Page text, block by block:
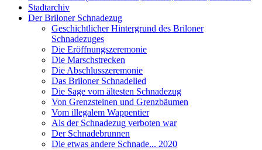
Stadtarchiv
Der Briloner Schnadezug
Geschichtlicher Hintergrund des Briloner
Schnadezuges
Die Eröffnungszeremonie
Die Marschstrecken
Die Abschlusszeremonie
Das Briloner Schnadelied
Die Sage vom ältesten Schnadezug
Von Grenzsteinen und Grenzbäumen
Vom illegalem Wappentier
Als der Schnadezug verboten war
Der Schnadebrunnen
Die etwas andere Schnade... 2020